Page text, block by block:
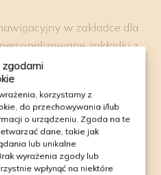
korzystamy z
do przechowywania i/lub
o urządzeniu. Zgoda na te
dane, takie jak
lub unikalne
wyrażenia zgody lub
wpłynąć na niektóre
w zakładce dla
zakładki z
na które może on od razu
widoczna dla ogółu,
Można do niej zajrzeć
się pojawiły,